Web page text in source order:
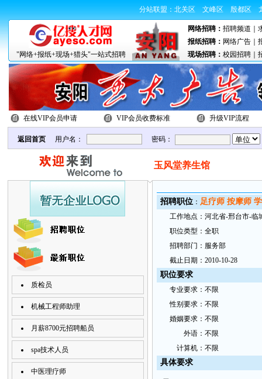
分站联盟： 北关区 文峰区 殷都区
网络招聘： 招聘频道
报纸招聘： 网络广告｜
"网络+报纸+现场+猎头"一站式招聘
现场招聘： 校园招聘｜
在线VIP会员申请 VIP会员收费标准 升级VIP流程
返回首页 用户名： 密码：
玉风堂养生馆
质检员
机械工程师助理
月薪8700元招聘船员
spa技术人员
中医理疗师
招聘职位 ： 足疗师 按摩师
工作地点： 河北省-邢台市-临
职位类型： 全职
招聘部门： 服务部
截止日 期： 2010-10-28
职位要求
专业要求： 不限
性别要求： 不限
婚姻要求： 不限
外语： 不限
计算机： 不限
具体要求